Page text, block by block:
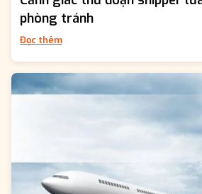
phòng tránh
Đọc thêm